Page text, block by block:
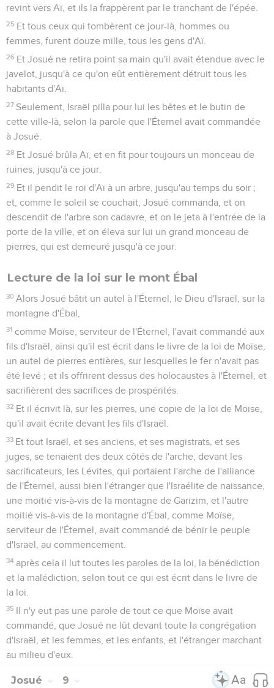
revint vers Aï, et ils la frappèrent par le tranchant de l'épée.
25 Et tous ceux qui tombèrent ce jour-là, hommes ou
femmes, furent douze mille, tous les gens d'Aï.
26 Et Josué ne retira point sa main qu'il avait étendue avec le
javelot, jusqu'à ce qu'on eût entièrement détruit tous les
habitants d'Aï.
27 Seulement, Israël pilla pour lui les bêtes et le butin de
cette ville-là, selon la parole que l'Éternel avait commandée
à Josué.
28 Et Josué brûla Aï, et en fit pour toujours un monceau de
ruines, jusqu'à ce jour.
29 Et il pendit le roi d'Aï à un arbre, jusqu'au temps du soir ;
et, comme le soleil se couchait, Josué commanda, et on
descendit de l'arbre son cadavre, et on le jeta à l'entrée de la
porte de la ville, et on éleva sur lui un grand monceau de
pierres, qui est demeuré jusqu'à ce jour.
Lecture de la loi sur le mont Ébal
30 Alors Josué bâtit un autel à l'Éternel, le Dieu d'Israël, sur la
montagne d'Ébal,
31 comme Moïse, serviteur de l'Éternel, l'avait commandé aux
fils d'Israël, ainsi qu'il est écrit dans le livre de la loi de Moïse,
un autel de pierres entières, sur lesquelles le fer n'avait pas
été levé ; et ils offrirent dessus des holocaustes à l'Éternel, et
sacrifièrent des sacrifices de prospérités.
32 Et il écrivit là, sur les pierres, une copie de la loi de Moïse,
qu'il avait écrite devant les fils d'Israël.
33 Et tout Israël, et ses anciens, et ses magistrats, et ses
juges, se tenaient des deux côtés de l'arche, devant les
sacrificateurs, les Lévites, qui portaient l'arche de l'alliance
de l'Éternel, aussi bien l'étranger que l'Israélite de naissance,
une moitié vis-à-vis de la montagne de Garizim, et l'autre
moitié vis-à-vis de la montagne d'Ébal, comme Moïse,
serviteur de l'Éternel, avait commandé de bénir le peuple
d'Israël, au commencement.
34 après cela il lut toutes les paroles de la loi, la bénédiction
et la malédiction, selon tout ce qui est écrit dans le livre de
la loi.
35 Il n'y eut pas une parole de tout ce que Moïse avait
commandé, que Josué ne lût devant toute la congrégation
d'Israël, et les femmes, et les enfants, et l'étranger marchant
au milieu d'eux.
Josué 9